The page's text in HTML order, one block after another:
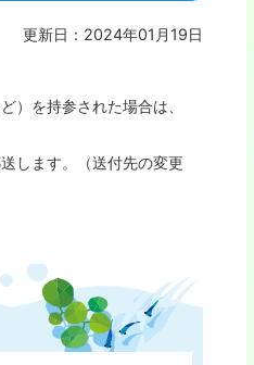
更新日：2024年01月19日
）を持参された場合は、
します。（送付先の変更